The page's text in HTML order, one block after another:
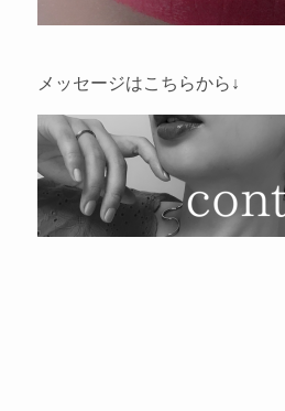
メッセージはこちらから↓